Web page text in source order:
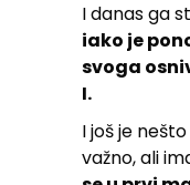
I danas ga
iako je
svoga
I.
I još je
važno, ali